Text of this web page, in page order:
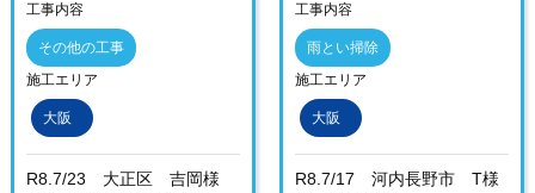
工事内容
その他の工事
施工エリア
大阪
R8.7/23 大正区 吉岡様
工事内容
雨とい掃除
施工エリア
大阪
R8.7/17 河内長野市 T様